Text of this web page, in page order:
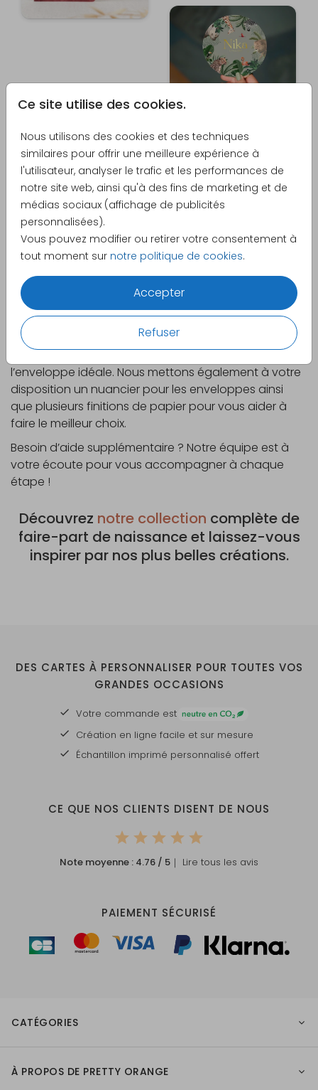
Ce site utilise des cookies.
Nous utilisons des cookies et des techniques
similaires pour offrir une meilleure expérience à
l'utilisateur, analyser le trafic et les performances de
notre site web, ainsi qu'à des fins de marketing et de
médias sociaux (affichage de publicités
personnalisées).
Vous pouvez modifier ou retirer votre consentement à
tout moment sur notre politique de cookies.
Accepter
Refuser
Commandez un échantillon gratuit avant
de finaliser votre choix !
Recevez un modèle chez vous pour toucher le
papier, vérifier les couleurs et sélectionner
l’enveloppe idéale. Nous mettons également à votre
disposition un nuancier pour les enveloppes ainsi
que plusieurs finitions de papier pour vous aider à
faire le meilleur choix.
Besoin d’aide supplémentaire ? Notre équipe est à
votre écoute pour vous accompagner à chaque
étape !
Découvrez notre collection complète de
faire-part de naissance et laissez-vous
inspirer par nos plus belles créations.
DES CARTES À PERSONNALISER POUR TOUTES VOS
GRANDES OCCASIONS
Votre commande est
Création en ligne facile et sur mesure
Échantillon imprimé personnalisé offert
CE QUE NOS CLIENTS DISENT DE NOUS
Note moyenne : 4.76 / 5 ｜ Lire tous les avis
PAIEMENT SÉCURISÉ
CATÉGORIES
À PROPOS DE PRETTY ORANGE